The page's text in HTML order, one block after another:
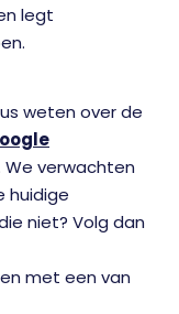
legt
weten over de
We verwachten
huidige
niet? Volg dan
met een van